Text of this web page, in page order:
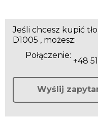
Jeśli chcesz kupić
D1005 , możesz:
Połączenie:
+48
Wyślij